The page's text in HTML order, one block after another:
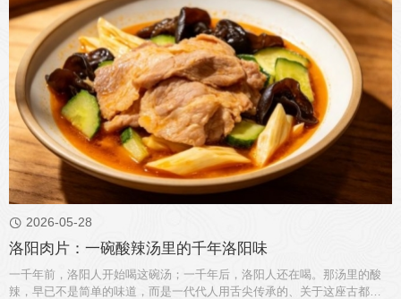
 2026-05-28
洛阳肉片：一碗酸辣汤里的千年洛阳味
一千年前，洛阳人开始喝这碗汤；一千年后，洛阳人还在喝。那汤里的酸
辣，早已不是简单的味道，而是一代代人用舌尖传承的、关于这座古都的